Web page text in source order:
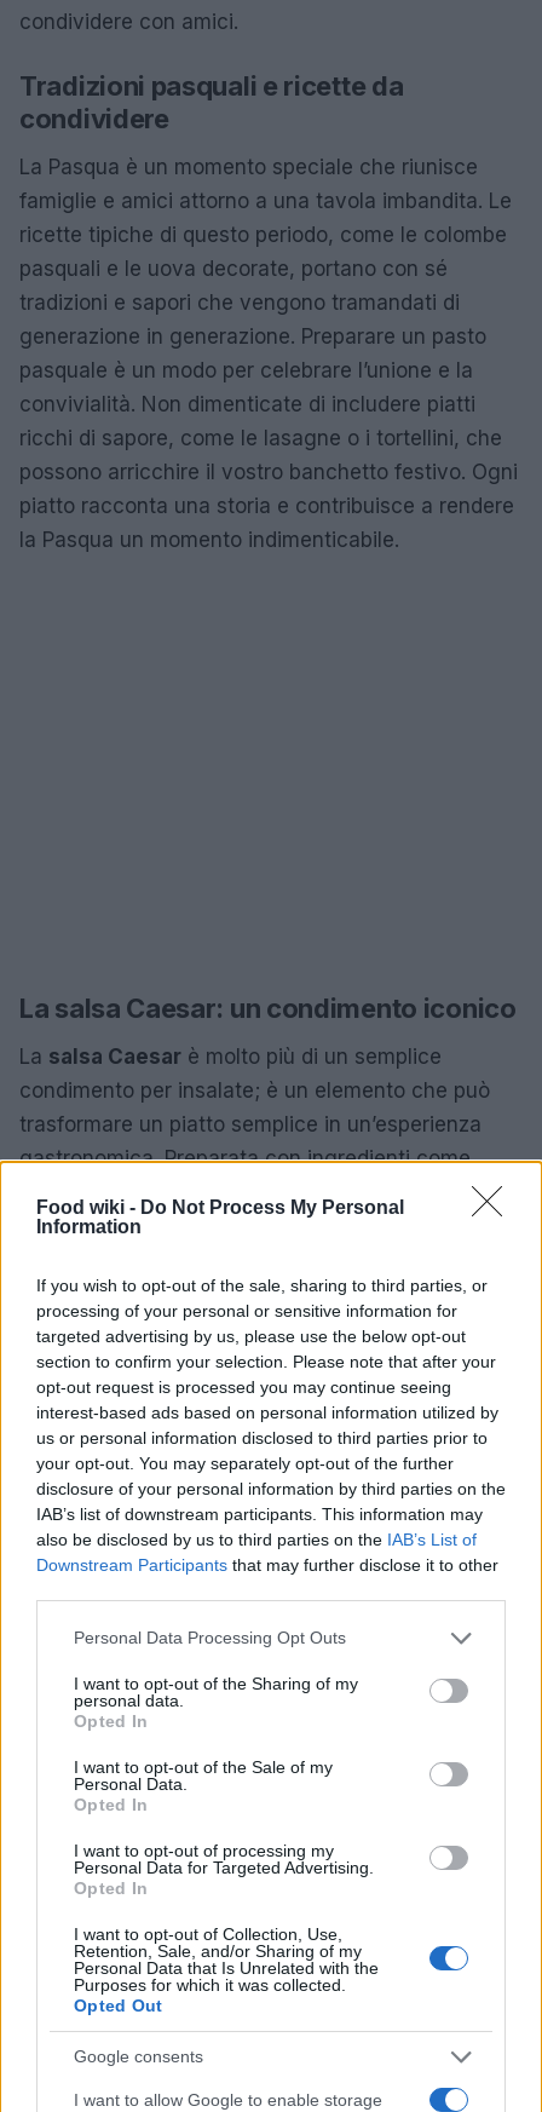
Food wiki - Do Not Process My Personal
Information
If you wish to opt-out of the sale, sharing to third parties, or
processing of your personal or sensitive information for
targeted advertising by us, please use the below opt-out
section to confirm your selection. Please note that after your
opt-out request is processed you may continue seeing
interest-based ads based on personal information utilized by
us or personal information disclosed to third parties prior to
your opt-out. You may separately opt-out of the further
disclosure of your personal information by third parties on the
IAB’s list of downstream participants. This information may
also be disclosed by us to third parties on the IAB’s List of
Downstream Participants that may further disclose it to other
Please note that this website/app uses one or more Google
not limited to your visit or usage behaviour. You may click to
grant or deny consent to Google and its third-party tags to
use your data for below specified purposes in below Google
consent section.
Personal Data Processing Opt Outs
I want to opt-out of the Sharing of my
personal data.
Opted In
I want to opt-out of the Sale of my
Personal Data.
Opted In
I want to opt-out of processing my
Personal Data for Targeted Advertising.
Opted In
I want to opt-out of Collection, Use,
Retention, Sale, and/or Sharing of my
Personal Data that Is Unrelated with the
Purposes for which it was collected.
Opted Out
Google consents
I want to allow Google to enable storage
condividere con amici.
Tradizioni pasquali e ricette da
condividere
La Pasqua è un momento speciale che riunisce
famiglie e amici attorno a una tavola imbandita. Le
ricette tipiche di questo periodo, come le colombe
pasquali e le uova decorate, portano con sé
tradizioni e sapori che vengono tramandati di
generazione in generazione. Preparare un pasto
pasquale è un modo per celebrare l’unione e la
convivialità. Non dimenticate di includere piatti
ricchi di sapore, come le lasagne o i tortellini, che
possono arricchire il vostro banchetto festivo. Ogni
piatto racconta una storia e contribuisce a rendere
la Pasqua un momento indimenticabile.
La salsa Caesar: un condimento iconico
La salsa Caesar è molto più di un semplice
condimento per insalate; è un elemento che può
trasformare un piatto semplice in un’esperienza
gastronomica. Preparata con ingredienti come
acciughe, aglio, olio d’oliva e parmigiano, questa
salsa offre un equilibrio perfetto di sapori. È ideale
utilizzata come salsa per accompagnare altri piatti.
La chiave per ottenere una salsa Caesar perfetta
risiede nell’equilibrio tra i vari ingredienti e nella
freschezza degli stessi, rendendo ogni piatto un
vero capolavoro culinario.
Frittelle di patate: un piatto tradizionale
irresistibile
Lefrittelle di patate, conosciute anche come
latkes, sono un piatto semplice ma straordinario.
Questi pancake di patate croccanti all’esterno e
morbidi all’interno sono un classico della cucina
ebraica, ma amati in tutto il mondo. La
grattugiare le patate, mescolarle con cipolla e
uova, e friggerle fino a doratura. Servite con una
crema acida o una salsa di mele, le frittelle di
patate sono perfette per ogni occasione, dalle
Tacos Birria: un viaggio nella cucina
messicana
Tacos Birriasono una delle specialità più amate
della cucina messicana, con radici profonde nella